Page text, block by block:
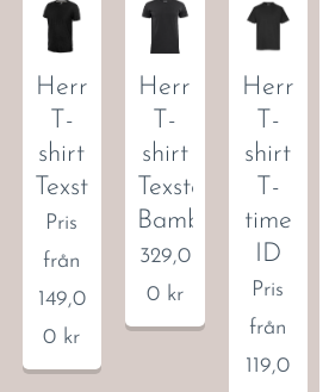
och
nyckel-
/kortstr
opp.
YKK-
dragke
djor på
både
fram-
Herr
T-
shirt
Texstar
Pris
från
149,0
0 kr
Herr
T-
shirt
Texstar
Bambu
329,0
0kr
Herr
T-
shirt
T-
time
ID
Pris
från
119,0